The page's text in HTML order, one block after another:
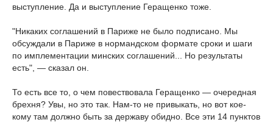
выступление. Да и выступление Геращенко тоже.
"Никаких соглашений в Париже не было подписано. Мы
обсуждали в Париже в нормандском формате сроки и шаги
по имплементации минских соглашений... Но результаты
есть", — сказал он.
То есть все то, о чем повествовала Геращенко — очередная
брехня? Увы, но это так. Нам-то не привыкать, но вот кое-
кому там должно быть за державу обидно. Все эти 14 пунктов